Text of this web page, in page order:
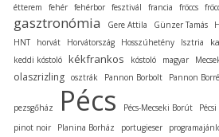
étterem
fehér fehérbor fesztivál francia fröccs
gasztronómia Gere Attila Günzer Tamás
HNT
horvát Horvátország Hosszúhetény Isztria
keddi kóstoló kékfrankos kóstoló magyar
olaszrizling osztrák Pannon Borbolt Pannon
pezsgőház Pécs Pécs-Mecseki Borút
pinot noir Planina Borház portugieser